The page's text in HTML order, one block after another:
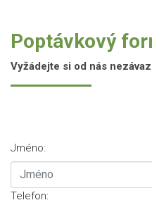
Poptávkový
Vyžádejte si od nás
Jméno:
Telefon: